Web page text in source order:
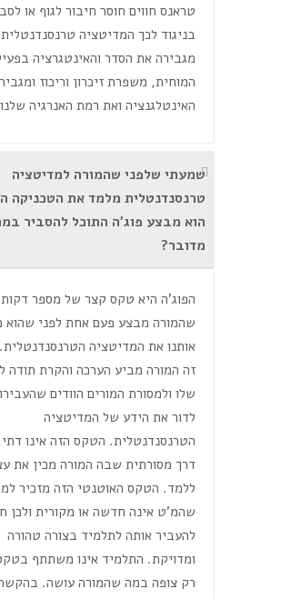
טראנס חווים חוסר חיבור לגוף או
בניגוד לכך המדיטציה טרנסנדנטלית
מגבירה את הסדר והאינטגרציה
המוחית, משפרת זיכרון וריכוז
האינטלגנציה ואת רמת האנרגיה
שמעתי שלפני שהמורה למדיטציה
טרנסנדנטלית מלמד את הטכניקה
הוא מבצע פוג'ה התוכל להסביר
מדובר?
הפוג'ה היא טקס קצר של מספר דקות
שהמורה מבצע פעם אחת לפני שהוא
אותנו את המדיטציה
זה המורה מביע הערכה והקרת תודה
שלו ולמסורת המורים הוודים
לדור את הידע של המדיטציה
הטרנסנדנטלית. הטקס הזה אינו
דרך מסורתית שבה המורה מכין את
ללמד. הטקס האוטנטי הזה מזכיר
שהמ'ט אינה חדשה או מקורית ולכן
להעביר אותה לתלמיד בצורה טהורה
ומדויקת. התלמיד אינו משתתף
רק צופה במה שהמורה עושה.